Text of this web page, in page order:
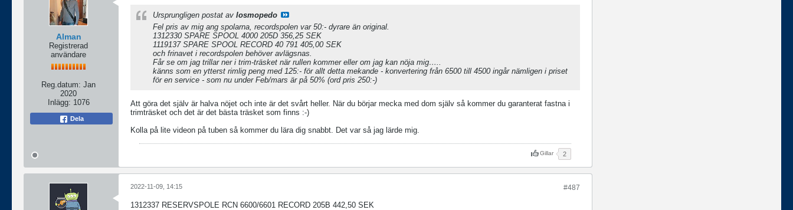
Alman
Registrerad
användare
Reg.datum: Jan
2020
Inlägg: 1076
Dela
Ursprungligen postat av losmopedo
Fel pris av mig ang spolarna, recordspolen var 50:- dyrare än original.
1312330 SPARE SPOOL 4000 205D 356,25 SEK
1119137 SPARE SPOOL RECORD 40 791 405,00 SEK
och frinavet i recordspolen behöver avlägsnas.
Får se om jag trillar ner i trim-träsket när rullen kommer eller om jag kan nöja mig…..
känns som en ytterst rimlig peng med 125:- för allt detta mekande - konvertering från 6500 till 4500 ingår nämligen i priset
för en service - som nu under Feb/mars är på 50% (ord pris 250:-)
Att göra det själv är halva nöjet och inte är det svårt heller. När du börjar mecka med dom själv så kommer du garanterat fastna i
trimträsket och det är det bästa träsket som finns :-)
Kolla på lite videon på tuben så kommer du lära dig snabbt. Det var så jag lärde mig.
Gillar 2
#487
2022-11-09, 14:15
1312337 RESERVSPOLE RCN 6600/6601 RECORD 205B 442,50 SEK